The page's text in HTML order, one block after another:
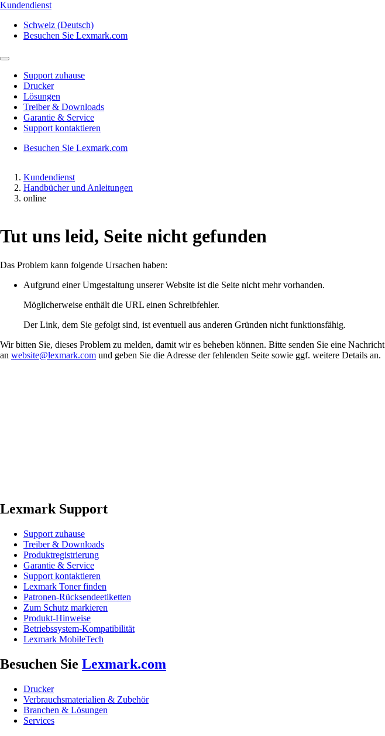
Kundendienst
Schweiz (Deutsch)
Besuchen Sie Lexmark.com
Support zuhause
Drucker
Lösungen
Treiber & Downloads
Garantie & Service
Support kontaktieren
Besuchen Sie Lexmark.com
Kundendienst
Handbücher und Anleitungen
online
Tut uns leid, Seite nicht gefunden
Das Problem kann folgende Ursachen haben:
Aufgrund einer Umgestaltung unserer Website ist die Seite nicht mehr vorhanden.
Möglicherweise enthält die URL einen Schreibfehler.
Der Link, dem Sie gefolgt sind, ist eventuell aus anderen Gründen nicht funktionsfähig.
Wir bitten Sie, dieses Problem zu melden, damit wir es beheben können. Bitte senden Sie eine Nachricht
an website@lexmark.com und geben Sie die Adresse der fehlenden Seite sowie ggf. weitere Details an.
Lexmark Support
Support zuhause
Treiber & Downloads
Produktregistrierung
Garantie & Service
Support kontaktieren
Lexmark Toner finden
Patronen-Rücksendeetiketten
Zum Schutz markieren
Produkt-Hinweise
Betriebssystem-Kompatibilität
Lexmark MobileTech
Besuchen Sie Lexmark.com
Drucker
Verbrauchsmaterialien & Zubehör
Branchen & Lösungen
Services